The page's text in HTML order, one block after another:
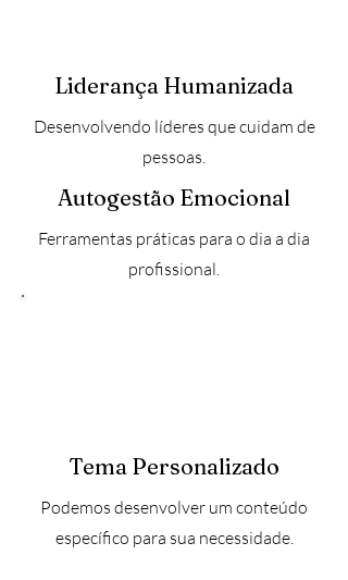
Liderança Humanizada
Desenvolvendo líderes que cuidam de
pessoas.
Autogestão Emocional
Ferramentas práticas para o dia a dia
profissional.
Tema Personalizado
Podemos desenvolver um conteúdo
específico para sua necessidade.